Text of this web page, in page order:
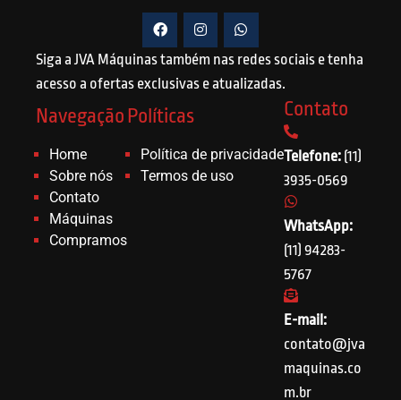
Siga a JVA Máquinas também nas redes sociais e tenha
acesso a ofertas exclusivas e atualizadas.
Navegação
Home
Sobre nós
Contato
Máquinas
Compramos
Políticas
Política de privacidade
Termos de uso
Contato
Telefone: (11)
3935-0569
WhatsApp:
(11) 94283-
5767
E-mail:
contato@jva
maquinas.co
m.br